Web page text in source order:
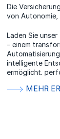
Die
von Autonomie,
Laden Sie
– einem
intelligente
ermöglicht.
MEHR